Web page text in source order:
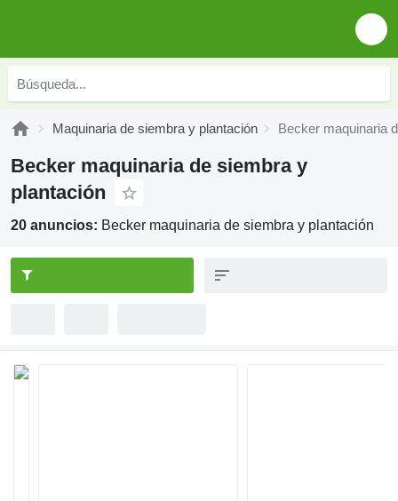
Maquinaria de siembra y plantación Becker maquinaria
Becker maquinaria de siembra y
plantación
20 anuncios: Becker maquinaria de siembra y plantación